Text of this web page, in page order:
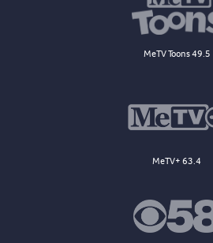
MeTV Toons 49.5
MeTV+ 63.4